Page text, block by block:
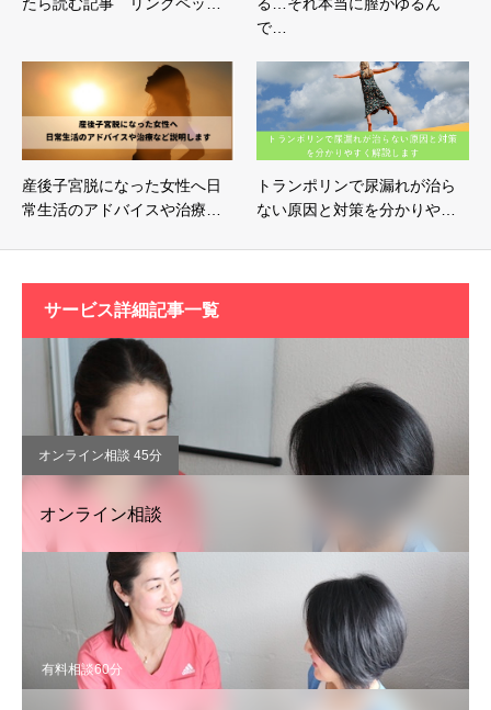
で…
産後子宮脱になった女性へ日
常生活のアドバイスや治療…
トランポリンで尿漏れが治ら
ない原因と対策を分かりや…
サービス詳細記事一覧
オンライン相談 45分
オンライン相談
有料相談60分